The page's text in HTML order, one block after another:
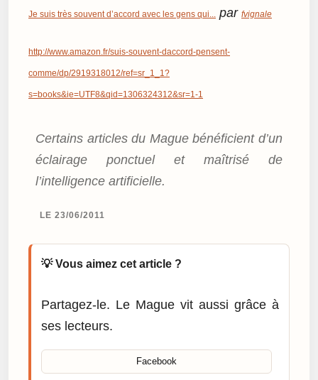
Je suis très souvent d’accord avec les gens qui... par fvignale
http://www.amazon.fr/suis-souvent-daccord-pensent-
comme/dp/2919318012/ref=sr_1_1?
s=books&ie=UTF8&qid=1306324312&sr=1-1
Certains articles du Mague bénéficient d’un
éclairage ponctuel et maîtrisé de
l’intelligence artificielle.
LE 23/06/2011
💡 Vous aimez cet article ?
Partagez-le. Le Mague vit aussi grâce à
ses lecteurs.
Facebook